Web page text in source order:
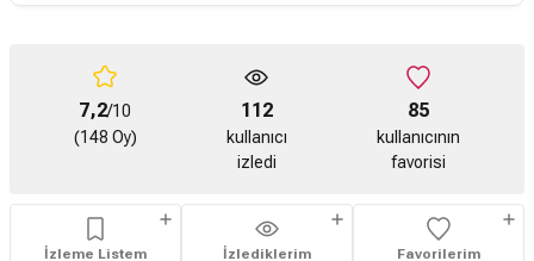
7,2/10
(148 Oy)
112
kullanıcı
izledi
85
kullanıcının
favorisi
İzleme Listem İzlediklerim Favorilerim